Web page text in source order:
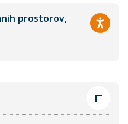
prostorov,